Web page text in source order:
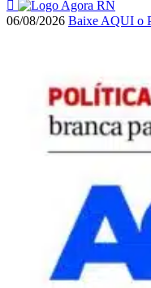
06/08/2026 Baixe AQUI o